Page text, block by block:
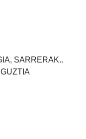
SARRERAK..